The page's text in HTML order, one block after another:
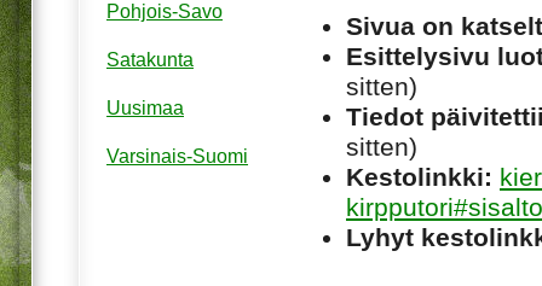
Sivua on
Esittelysivu
sitten)
Tiedot
sitten)
Kestolinkki:
kirpputori#sisalto
Lyhyt
Pohjois-Savo
Satakunta
Uusimaa
Varsinais-Suomi